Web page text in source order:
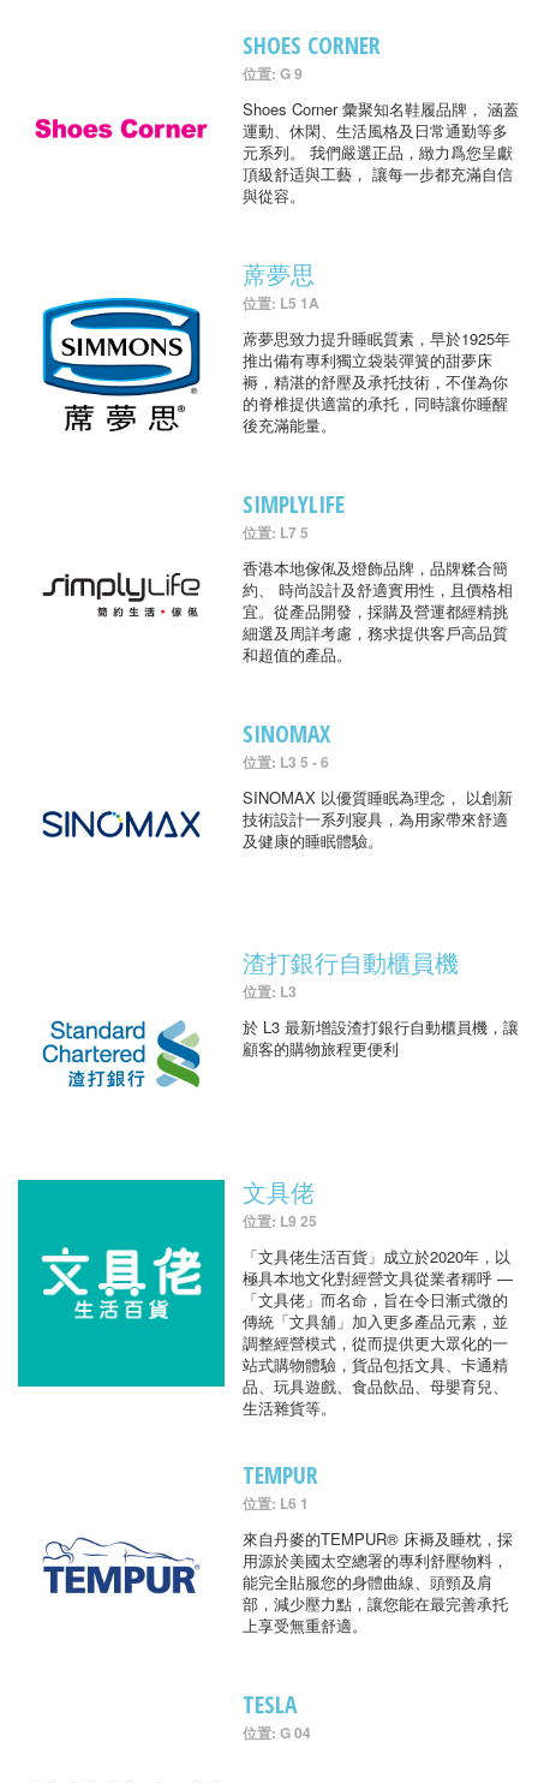
SHOES CORNER
位置: G 9
Shoes Corner 彙聚知名鞋履品牌， 涵蓋
運動、休閑、生活風格及日常通勤等多
元系列。 我們嚴選正品，緻力爲您呈獻
頂級舒适與工藝， 讓每一步都充滿自信
與從容。
蓆夢思
位置: L5 1A
蓆夢思致力提升睡眠質素，早於1925年
推出備有專利獨立袋裝彈簧的甜夢床
褥，精湛的舒壓及承托技術，不僅為你
的脊椎提供適當的承托，同時讓你睡醒
後充滿能量。
SIMPLYLIFE
位置: L7 5
香港本地傢俬及燈飾品牌，品牌糅合簡
約、 時尚設計及舒適實用性，且價格相
宜。從產品開發，採購及營運都經精挑
細選及周詳考慮，務求提供客戶高品質
和超值的產品。
SINOMAX
位置: L3 5 - 6
SINOMAX 以優質睡眠為理念， 以創新
技術設計一系列寢具，為用家帶來舒適
及健康的睡眠體驗。
渣打銀行自動櫃員機
位置: L3
於 L3 最新增設渣打銀行自動櫃員機，讓
顧客的購物旅程更便利
文具佬
位置: L9 25
「文具佬生活百貨」成立於2020年，以
極具本地文化對經營文具從業者稱呼 —
「文具佬」而名命，旨在令日漸式微的
傳統「文具舖」加入更多產品元素，並
調整經營模式，從而提供更大眾化的一
站式購物體驗，貨品包括文具、卡通精
品、玩具遊戲、食品飲品、母嬰育兒、
生活雜貨等。
TEMPUR
位置: L6 1
來自丹麥的TEMPUR® 床褥及睡枕，採
用源於美國太空總署的專利舒壓物料，
能完全貼服您的身體曲線、頭頸及肩
部，減少壓力點，讓您能在最完善承托
上享受無重舒適。
TESLA
位置: G 04